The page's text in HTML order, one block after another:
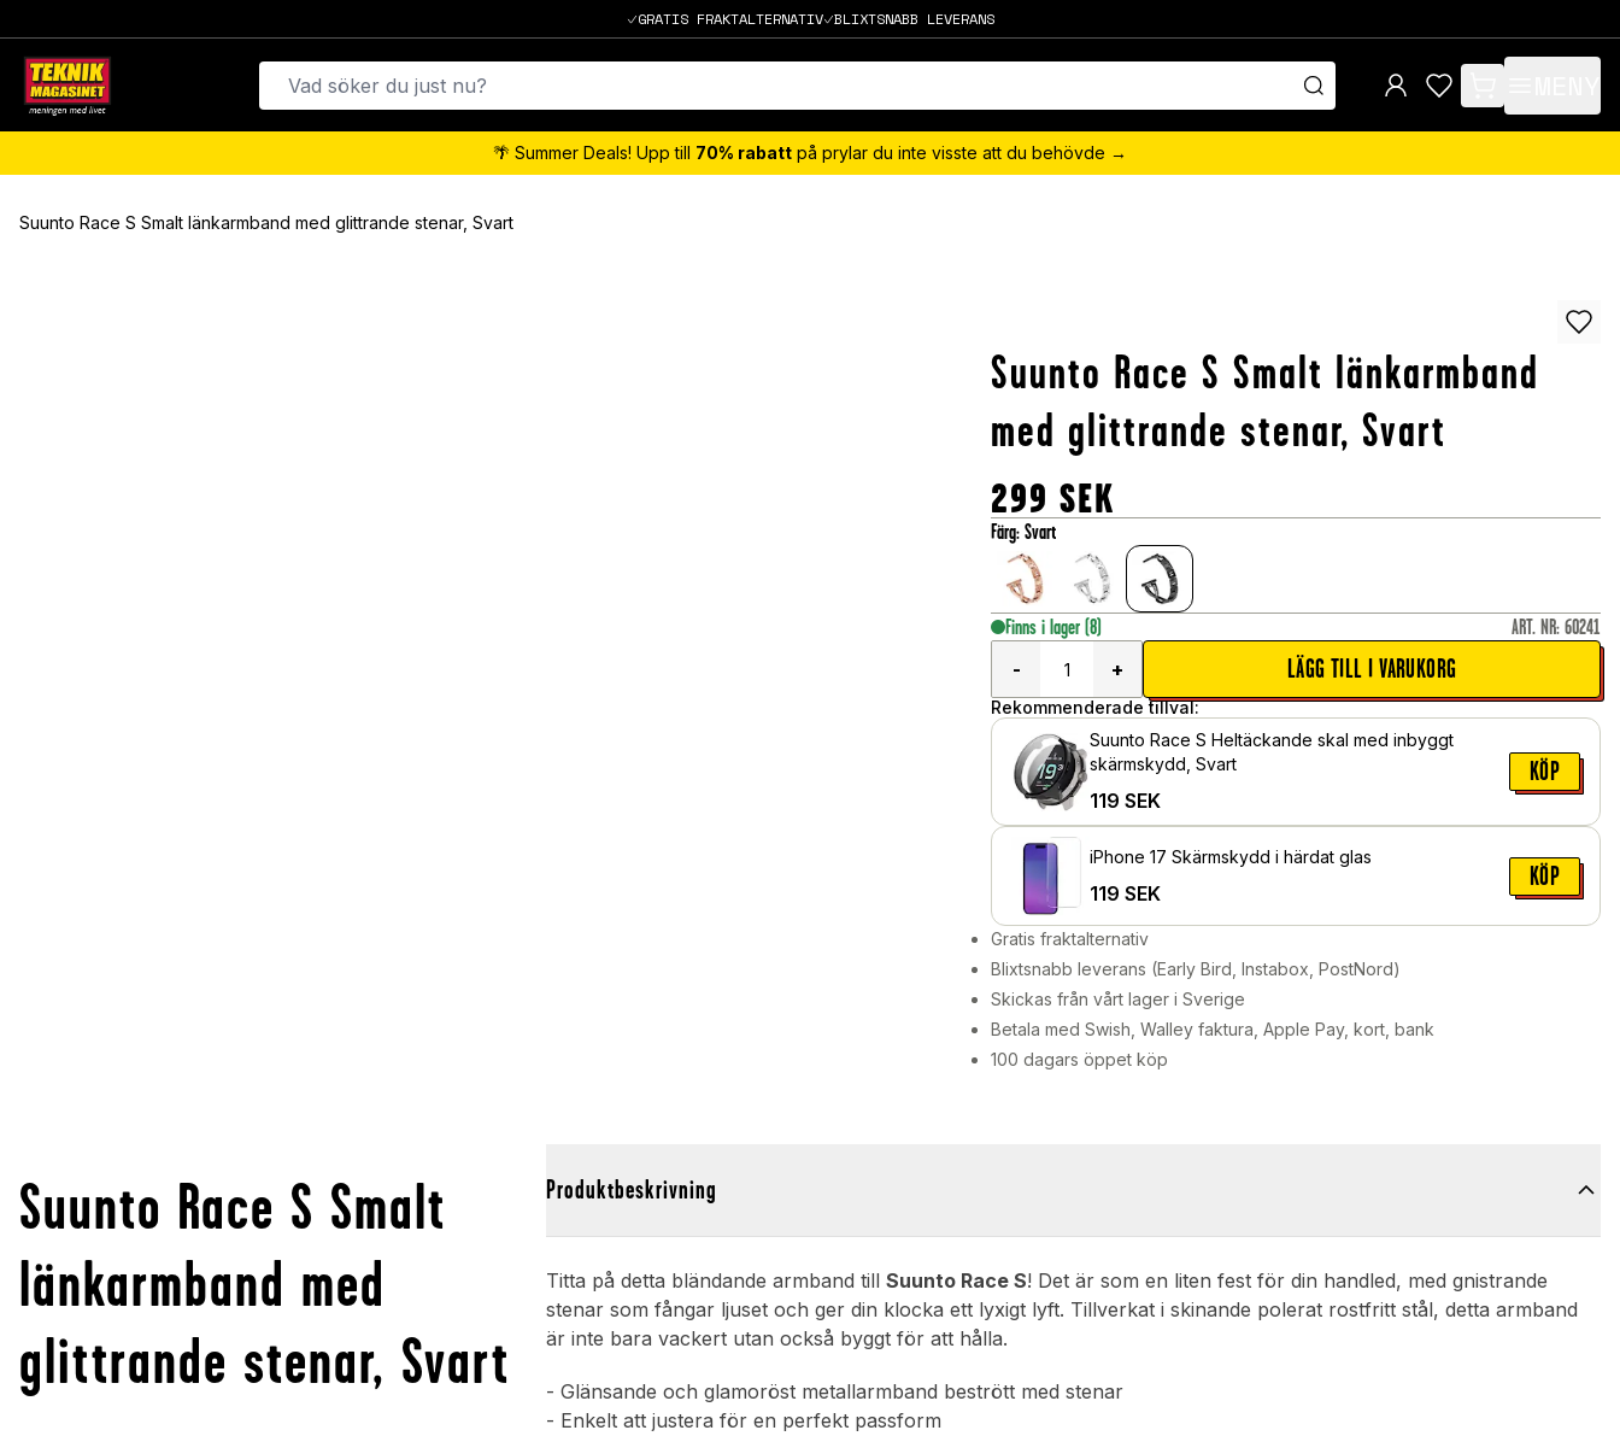
GRATIS FRAKTALTERNATIV BLIXTSNABB LEVERANS
items in cart, view
🌴 Summer Deals! Upp till 70% rabatt på prylar du inte visste att du behövde →
Suunto Race S Smalt länkarmband med glittrande stenar, Svart
Suunto Race S Smalt länkarmband
med glittrande stenar, Svart
299 SEK
Färg:Svart
Finns i lager (8) ART. NR: 60241
-
+ LÄGG TILL I VARUKORG
Rekommenderade tillval:
Suunto Race S Heltäckande skal med inbyggt
skärmskydd, Svart
119 SEK
KÖP
iPhone 17 Skärmskydd i härdat glas
119 SEK
KÖP
Gratis fraktalternativ
Blixtsnabb leverans (Early Bird, Instabox, PostNord)
Skickas från vårt lager i Sverige
Betala med Swish, Walley faktura, Apple Pay, kort, bank
100 dagars öppet köp
Suunto Race S Smalt
länkarmband med
glittrande stenar, Svart
Produktbeskrivning
Titta på detta bländande armband tillSuunto Race S! Det är som en liten fest för din handled, med gnistrande
stenar som fångar ljuset och ger din klocka ett lyxigt lyft. Tillverkat i skinande polerat rostfritt stål, detta armband
är inte bara vackert utan också byggt för att hålla.
- Glänsande och glamoröst metallarmband bestrött med stenar
- Enkelt att justera för en perfekt passform